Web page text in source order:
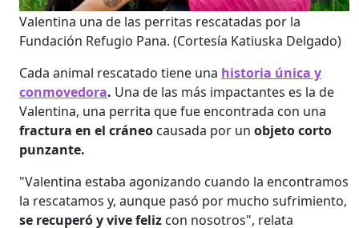
Valentina una de las perritas rescatadas por la
Fundación Refugio Pana. (Cortesía Katiuska Delgado)
Cada animal rescatado tiene una historia única y
conmovedora. Una de las más impactantes es la de
Valentina, una perrita que fue encontrada con una
fractura en el cráneo causada por un objeto corto
punzante.
"Valentina estaba agonizando cuando la encontramos
la rescatamos y, aunque pasó por mucho sufrimiento,
se recuperó y vive feliz con nosotros", relata